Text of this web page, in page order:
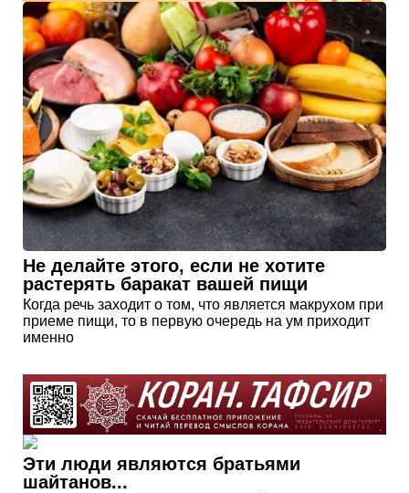
Не делайте этого, если не хотите
растерять баракат вашей пищи
Когда речь заходит о том, что является макрухом при
приеме пищи, то в первую очередь на ум приходит
именно
Эти люди являются братьями
шайтанов...